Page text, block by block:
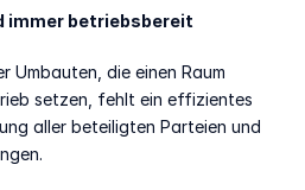
immer betriebsbereit
Umbauten, die einen Raum
setzen, fehlt ein effizientes
aller beteiligten Parteien und